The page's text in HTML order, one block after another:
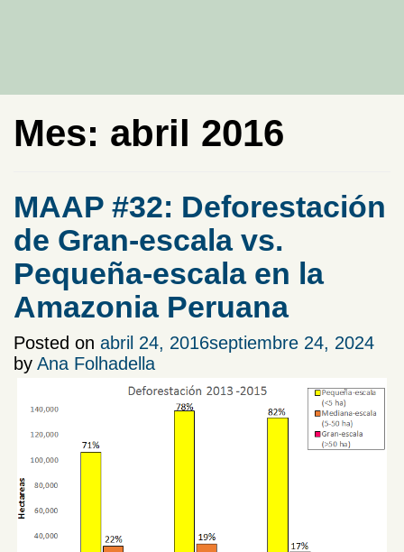
Mes: abril 2016
MAAP #32: Deforestación
de Gran-escala vs.
Pequeña-escala en la
Amazonia Peruana
Posted on abril 24, 2016septiembre 24, 2024
by Ana Folhadella